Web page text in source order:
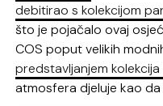
debitirao s kolekcijom
što je pojačalo ovaj
COS poput velikih
predstavljanjem
atmosfera djeluje kao